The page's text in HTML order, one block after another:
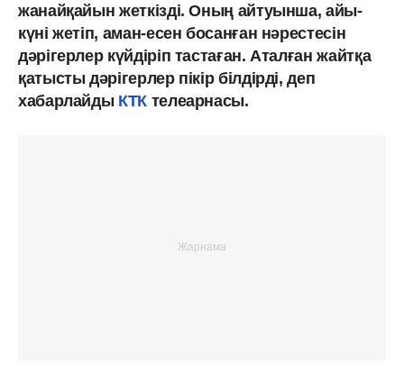
жанайқайын жеткізді. Оның айтуынша, айы-
күні жетіп, аман-есен босанған нәрестесін
дәрігерлер күйдіріп тастаған. Аталған жайтқа
қатысты дәрігерлер пікір білдірді, деп
хабарлайды КТКтелеарнасы.